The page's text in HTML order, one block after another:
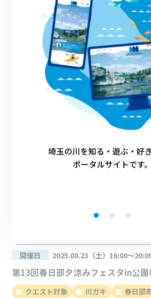
2025.8.24（日） ①10:00～
火起こし体験
クエスト対象 横瀬町
開催日 2025.08.23（土）16:00～
第13回春日部夕涼みフェスタin公園
クエスト対象 川ガキ 春日部
埼玉の川を知る・遊ぶ・好
ポータルサイトです。